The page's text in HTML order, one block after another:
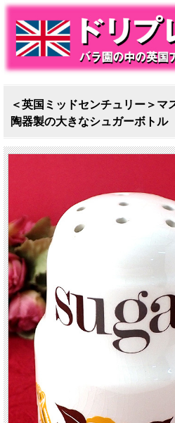
＜英国ミッドセンチュリー＞マ
陶器製の大きなシュガーボトル